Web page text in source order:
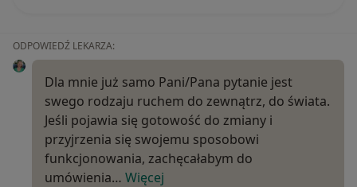
ODPOWIEDŹ LEKARZA:
Dla mnie już samo Pani/Pana pytanie jest
swego rodzaju ruchem do zewnątrz, do świata.
Jeśli pojawia się gotowość do zmiany i
przyjrzenia się swojemu sposobowi
funkcjonowania, zachęcałabym do
umówienia… Więcej